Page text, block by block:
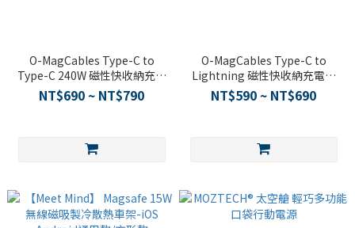
O-MagCables Type-C to
Type-C 240W 磁性快收納充電
傳輸線
NT$690 ~ NT$790
O-MagCables Type-C to
Lightning 磁性快收納充電傳
輸線 圓線款
NT$590 ~ NT$690